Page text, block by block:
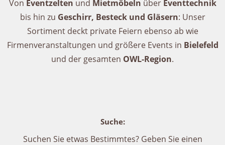
Von Eventzelten und Mietmöbeln über Eventtechnik
bis hin zu Geschirr, Besteck und Gläsern: Unser
Sortiment deckt private Feiern ebenso ab wie
Firmenveranstaltungen und größere Events in Bielefeld
und der gesamten OWL-Region.
Suche:
Suchen Sie etwas Bestimmtes? Geben Sie einen